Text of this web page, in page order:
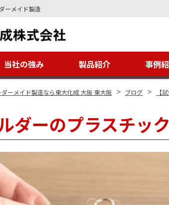
ーメイド製造
当社の強み 製品紹介 事例
ーメイド製造なら東大化成 大阪 東大阪 > ブログ > 【
ダーのプラスチッ